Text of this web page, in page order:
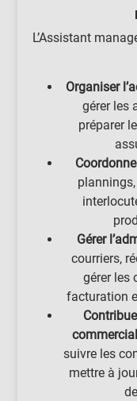
L’Assistant
Organiser
gérer les
préparer
Gérer
courriers,
gérer les
facturation
suivre les
mettre à